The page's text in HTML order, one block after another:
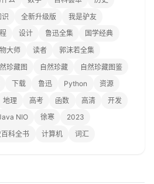
全新升级版
我是驴友
设计 鲁迅全集
国学经典
大师 读者
郭沫若全集
然珍藏图 自然珍藏
自然珍藏图鉴
下载 鲁迅 Python
资源
地理 高考 函数 高清
开发
NIO 徐寒
2023
科全书 计算机 词汇